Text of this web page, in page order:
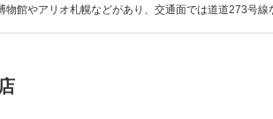
館やアリオ札幌などがあり、交通面では道道273号線